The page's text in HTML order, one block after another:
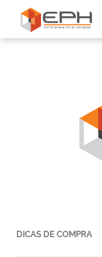
DICAS DE COMPRA